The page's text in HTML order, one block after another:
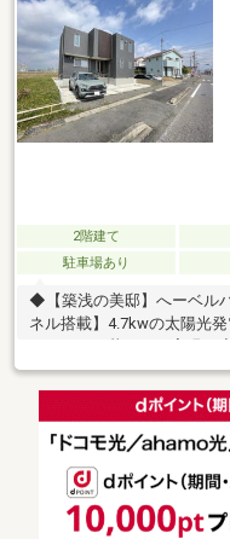
徒歩3分(約170m)■ ご希望の
━━━━━・・・物件の詳細
ださい。
2階建て
駐車場あり
◆【築浅の美邸】へーベル
ネル搭載】4.7kwの太陽光
駐車スペース。ファミリー
バシーを守るアウトドア
族でゆったりくつろげる空
にテレワークスペースを
ク付きで、すっきり片付く